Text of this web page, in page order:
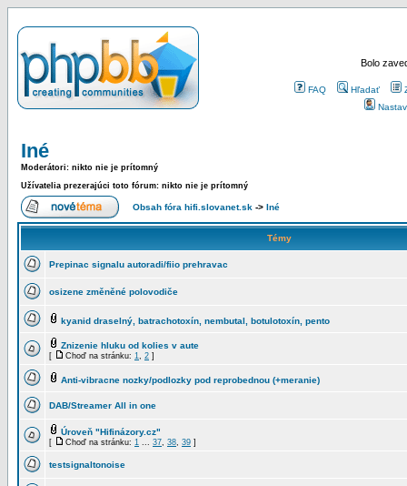
Bolo
FAQ Hľadať
Iné
Moderátori: nikto nie je prítomný
Užívatelia prezerajúci toto fórum: nikto nie je prítomný
Obsah fóra hifi.slovanet.sk -> Iné
Témy
Prepinac signalu autoradi/fiio prehravac
osizene změněné polovodiče
kyanid draselný, batrachotoxín, nembutal, botulotoxín, pento
Znizenie hluku od kolies v aute
[ Choď na stránku: 1, 2 ]
Anti-vibracne nozky/podlozky pod reprobednou (+meranie)
DAB/Streamer All in one
Úroveň "Hifinázory.cz"
[ Choď na stránku: 1 ... 37, 38, 39 ]
testsignaltonoise